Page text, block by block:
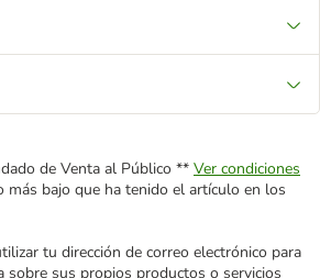
de Venta al Público ** Ver condiciones
más bajo que ha tenido el artículo en los
tu dirección de correo electrónico para
sobre sus propios productos o servicios